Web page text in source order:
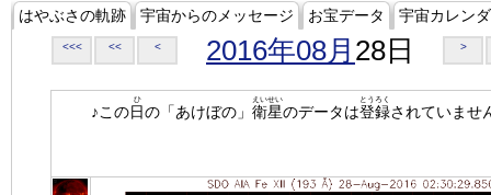
はやぶさの軌跡 宇宙からのメッセージ お宝データ 宇宙カレン
<<< << < 2016年08月 28日 >
♪この日
ひ
の「あけぼの」 衛星
えいせい
のデータは登録
とうろく
されていませ